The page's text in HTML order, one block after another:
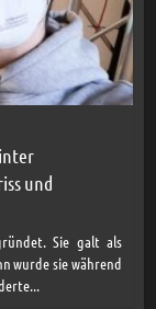
und
Sie galt als
wurde sie während